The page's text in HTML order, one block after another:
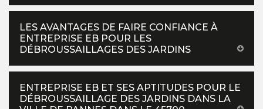
LES AVANTAGES DE FAIRE CONFIANCE À
ENTREPRISE EB POUR LES
DÉBROUSSAILLAGES DES JARDINS
ENTREPRISE EB ET SES APTITUDES POUR LE
DÉBROUSSAILLAGE DES JARDINS DANS LA